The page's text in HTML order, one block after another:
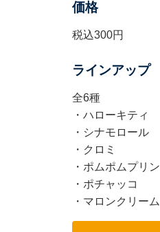
価格
税込300円
ラインアップ
全6種
・ハローキティ
・シナモロール
・クロミ
・ポムポムプリン
・ポチャッコ
・マロンクリーム